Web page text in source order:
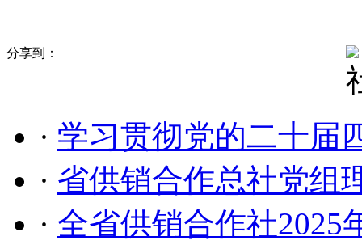
分享到：
· 学习贯彻党的二十届
· 省供销合作总社党组
· 全省供销合作社2025